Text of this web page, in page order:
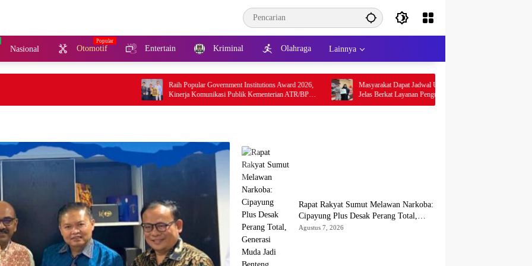
Nasional Otomotif Entertain Kriminal Olahraga Lainnya
Raih Popular Government Institutions Award 2026,
Kinerja Komunikasi Publik Kementerian ATR/BPN
Kembali Diakui
Masyarakat Dapat Jadwal Ukur Tanah yang Lebih
Jelas Berkat Layanan Pengukuran Terjadwal
Rapat Rakyat Sumut Melawan Narkoba:
Cipayung Plus Desak Perang Total,
Generasi Muda Jadi Benteng Utama
Agustus 7, 2026